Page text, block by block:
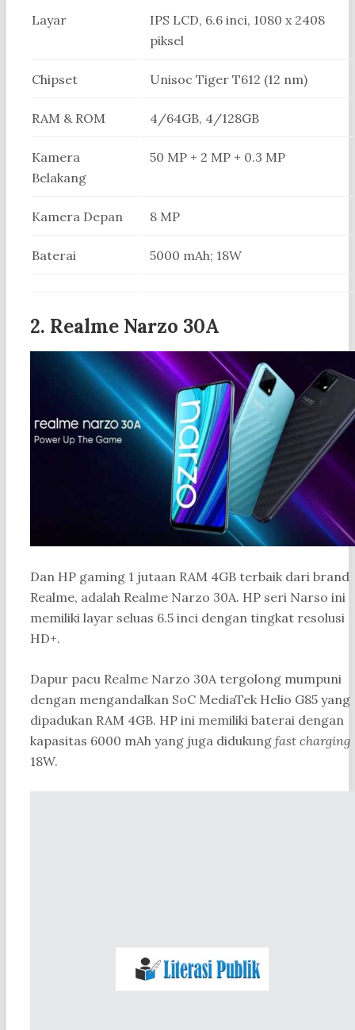
Layar
IPS LCD, 6.6 inci, 1080 x 2408
piksel
Chipset Unisoc Tiger T612 (12 nm)
RAM & ROM 4/64GB, 4/128GB
Kamera
Belakang
50 MP + 2 MP + 0.3 MP
Kamera Depan 8 MP
Baterai 5000 mAh; 18W
2. Realme Narzo 30A
Dan HP gaming 1 jutaan RAM 4GB terbaik dari brand
Realme, adalah Realme Narzo 30A. HP seri Narso ini
memiliki layar seluas 6.5 inci dengan tingkat resolusi
HD+.
Dapur pacu Realme Narzo 30A tergolong mumpuni
dengan mengandalkan SoC MediaTek Helio G85 yang
dipadukan RAM 4GB. HP ini memiliki baterai dengan
kapasitas 6000 mAh yang juga didukung fast charging
18W.